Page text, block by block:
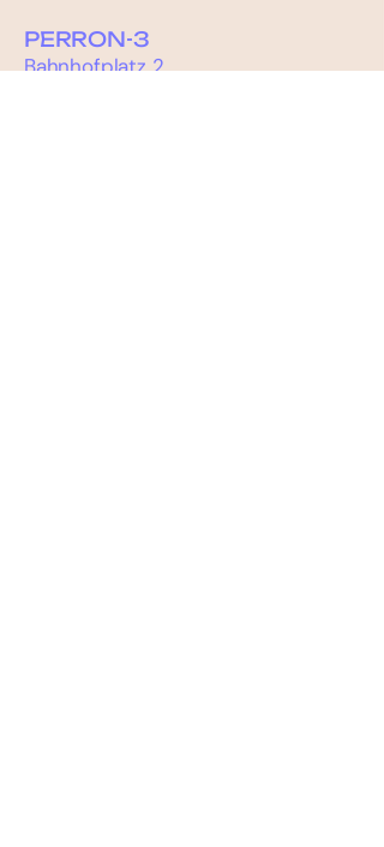
PERRON-3
Bahnhofplatz 2